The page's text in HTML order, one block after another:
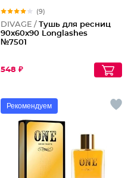
(9)
DIVAGE / Тушь для ресниц
90x60x90 Longlashes
№7501
548 ₽
Рекомендуем